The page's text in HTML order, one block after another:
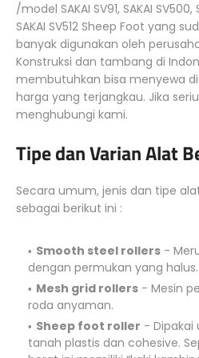
/model SAKAI SV91, SAKAI SV500,
SAKAI SV512 Sheep Foot yang
banyak digunakan oleh
Konstruksi dan tambang di
membutuhkan bisa menyewa
harga yang terjangkau. Jika
menghubungi kami.
Tipe dan Varian Alat
Secara umum, jenis dan tipe
sebagai berikut ini :
Smooth steel rollers -
dengan permukan yang halus.
Mesh grid rollers - Mesin
roda anyaman.
Sheep foot roller - Dipakai
tanah plastis dan cohesive.